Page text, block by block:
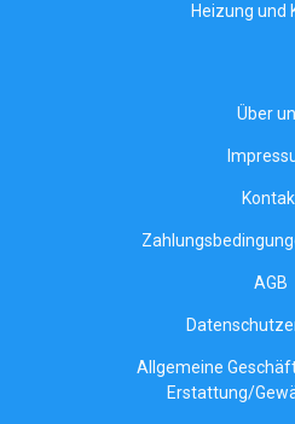
Heizung und
Über
AGB
Allgemeine
Erstattung/